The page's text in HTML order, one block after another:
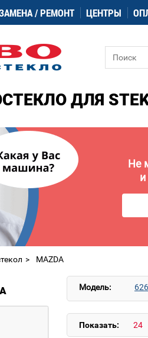
/ РЕМОНТ ЦЕНТРЫ
ДЛЯ
Не
MAZDA
Модель: 626
Показать: